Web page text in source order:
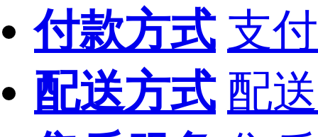
付款方式 支
配送方式 配